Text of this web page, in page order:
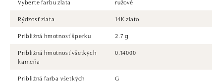
Rýdzosť zlata
14K zlato
Približná hmotnosť šperku
2.7 g
Približná hmotnosť všetkých
kameňa
0.14000
Približná farba všetkých
G